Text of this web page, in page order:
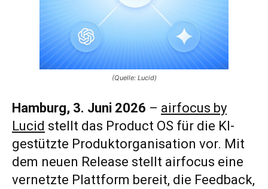
(Quelle: Lucid)
Hamburg, 3. Juni 2026 – airfocus by
Lucid stellt das Product OS für die KI-
gestützte Produktorganisation vor. Mit
dem neuen Release stellt airfocus eine
vernetzte Plattform bereit, die Feedback,